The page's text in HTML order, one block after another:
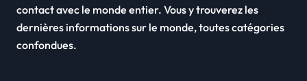
contact avec le monde entier. Vous y trouverez les
dernières informations sur le monde, toutes catégories
confondues.